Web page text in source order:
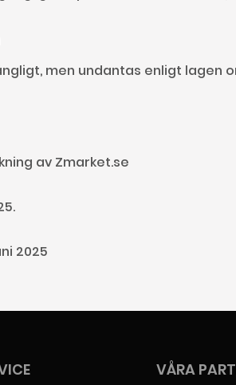
men undantas enligt lagen
av Zmarket.se
2025
VÅRA